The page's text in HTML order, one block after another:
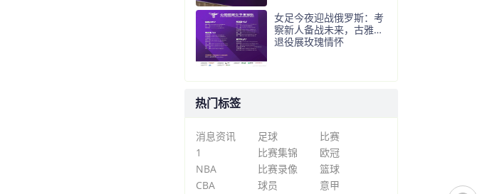
女足今夜迎战俄罗斯：考
察新人备战未来，古雅沙
退役展玫瑰情怀
热门标签
消息资讯 足球
比赛
1
比赛集锦
欧冠
NBA
比赛录像
篮球
CBA
球员 意甲